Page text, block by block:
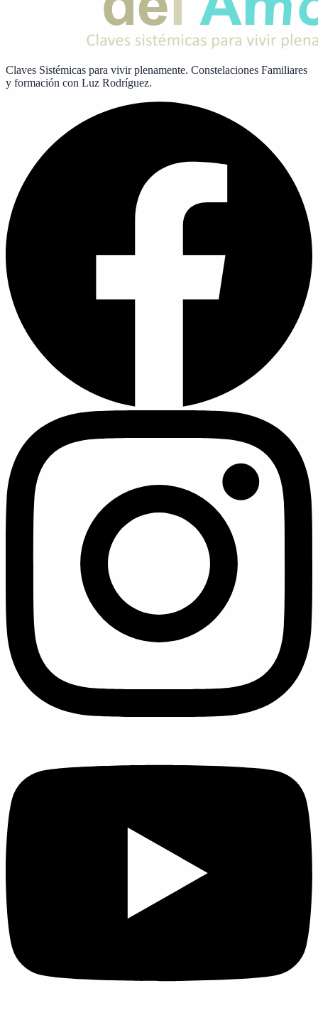
Claves Sistémicas para vivir plenamente. Constelaciones Familiares
y formación con Luz Rodríguez.